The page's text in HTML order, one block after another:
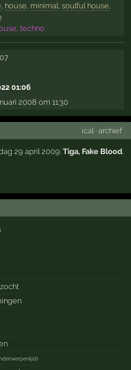
, house, minimal, soulful house,
techno
01:06
2008 om 11:30
ical· archief
29 april 2009:Tiga, Fake Blood
)